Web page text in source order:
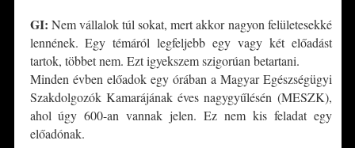
GI: Nem vállalok túl sokat, mert akkor nagyon felületesekké
lennének. Egy témáról legfeljebb egy vagy két előadást
tartok, többet nem. Ezt igyekszem szigorúan betartani.
Minden évben előadok egy órában a Magyar Egészségügyi
Szakdolgozók Kamarájának éves nagygyűlésén (MESZK),
ahol úgy 600-an vannak jelen. Ez nem kis feladat egy
előadónak.